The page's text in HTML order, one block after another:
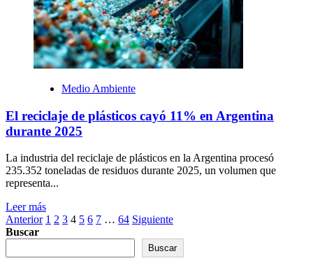
Medio Ambiente
El reciclaje de plásticos cayó 11% en Argentina
durante 2025
La industria del reciclaje de plásticos en la Argentina procesó
235.352 toneladas de residuos durante 2025, un volumen que
representa...
Leer más
Paginación
de
entradas
Anterior 1 2 3 4 5 6 7 … 64 Siguiente
Buscar
Buscar